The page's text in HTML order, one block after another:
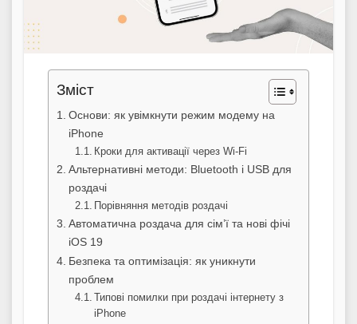
Зміст
Основи: як увімкнути режим модему на
iPhone
Кроки для активації через Wi-Fi
Альтернативні методи: Bluetooth і USB для
роздачі
Порівняння методів роздачі
Автоматична роздача для сім’ї та нові фічі
iOS 19
Безпека та оптимізація: як уникнути
проблем
Типові помилки при роздачі інтернету з
iPhone